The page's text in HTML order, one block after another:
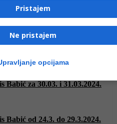
za 27. 4. 2025. godine.
zemlje da ispune klimatska
Babić za 30.03. i 31.03.2024.
Babić od 24.3. do 29.3.2024.
Pristajem
Ne pristajem
opcijama